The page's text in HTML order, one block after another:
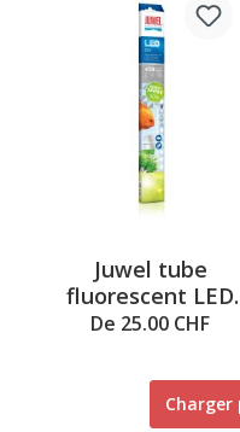
Juwel tube
fluorescent LED
Day
De 25.00 CHF